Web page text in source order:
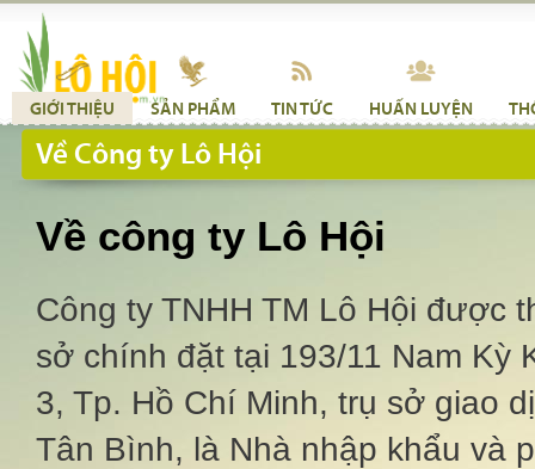
GIỚI THIỆU SẢN PHẨM TIN TỨC HUẤN LUYỆN
Về Công ty Lô Hội
Về công ty Lô Hội
Công ty TNHH TM Lô Hội được
sở chính đặt tại 193/11 Nam Kỳ
3, Tp. Hồ Chí Minh, trụ sở giao
Tân Bình, là Nhà nhập khẩu và